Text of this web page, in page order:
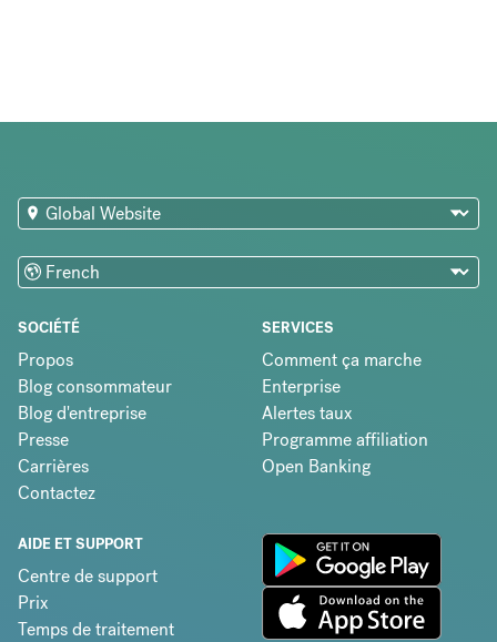
SOCIÉTÉ
Propos
Blog consommateur
Blog d'entreprise
Presse
Carrières
Contactez
SERVICES
Comment ça marche
Enterprise
Alertes taux
Programme affiliation
Open Banking
AIDE ET SUPPORT
Centre de support
Prix
Temps de traitement